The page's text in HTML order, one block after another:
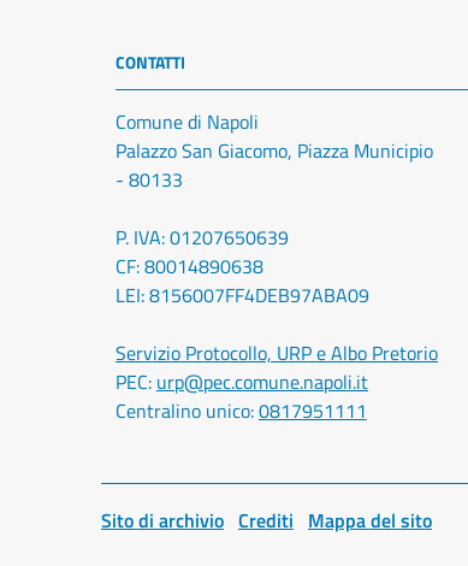
CONTATTI
Comune di Napoli
Palazzo San Giacomo, Piazza Municipio
- 80133
P. IVA: 01207650639
CF: 80014890638
LEI: 8156007FF4DEB97ABA09
Servizio Protocollo, URP e Albo Pretorio
PEC: urp@pec.comune.napoli.it
Centralino unico:0817951111
Sito di archivio Crediti Mappa del sito